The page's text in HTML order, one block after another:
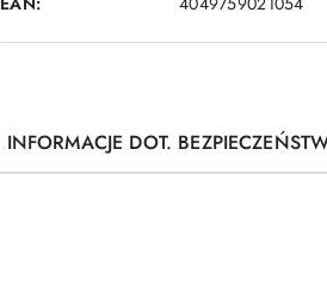
INFORMACJE DOT.